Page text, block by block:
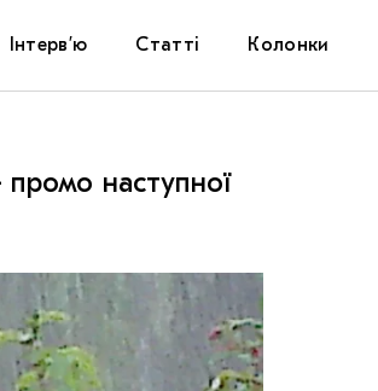
Інтерв’ю Статті Колонки
наступної